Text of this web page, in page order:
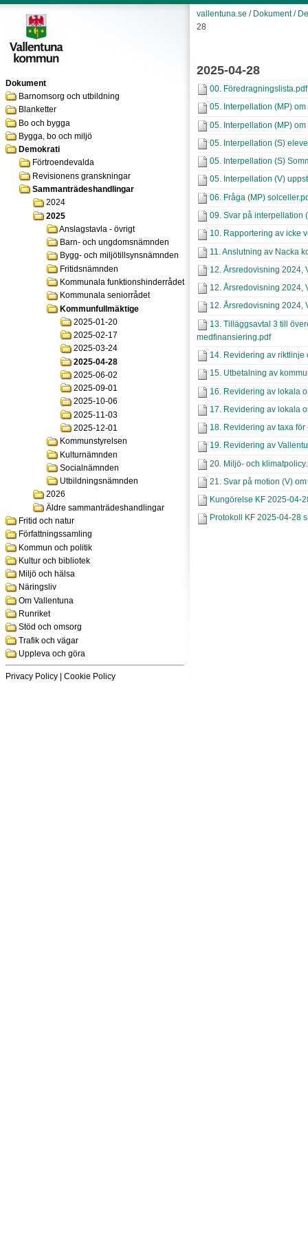
Dokument
Barnomsorg och utbildning
Blanketter
Bo och bygga
Bygga, bo och miljö
Demokrati
Förtroendevalda
Revisionens granskningar
Sammanträdeshandlingar
2024
2025
Anslagstavla - övrigt
Barn- och ungdomsnämnden
Bygg- och miljötillsynsnämnden
Fritidsnämnden
Kommunala funktionshinderrådet
Kommunala seniorrådet
Kommunfullmäktige
2025-01-20
2025-02-17
2025-03-24
2025-04-28
2025-06-02
2025-09-01
2025-10-06
2025-11-03
2025-12-01
Kommunstyrelsen
Kulturnämnden
Socialnämnden
Utbildningsnämnden
2026
Äldre sammanträdeshandlingar
Fritid och natur
Författningssamling
Kommun och politik
Kultur och bibliotek
Miljö och hälsa
Näringsliv
Om Vallentuna
Runriket
Stöd och omsorg
Trafik och vägar
Uppleva och göra
Privacy Policy Cookie Policy
vallentuna.se / Dokument/
28
2025-04-28
00. Föredragningslista.pdf
05. Interpellation (MP)
05. Interpellation (MP)
05. Interpellation (S)
05. Interpellation (S)
05. Interpellation (V)
06. Fråga (MP)
09. Svar på interpellation
10. Rapportering av icke
11. Anslutning av Nacka
12. Årsredovisning 2024,
12. Årsredovisning 2024,
12. Årsredovisning 2024,
13. Tilläggsavtal 3 till
medfinansiering.pdf
14. Revidering av riktlinje
15. Utbetalning av
16. Revidering av lokala
17. Revidering av lokala
18. Revidering av taxa
19. Revidering av
20. Miljö- och
21. Svar på motion (V)
Kungörelse KF 2025-04-
Protokoll KF 2025-04-28